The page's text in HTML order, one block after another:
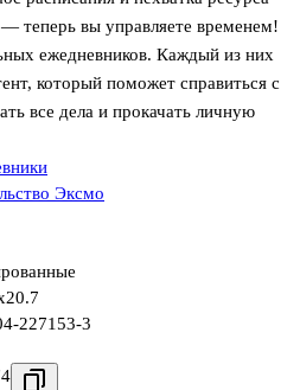
теперь вы управляете временем!
ежедневников. Каждый из них
который поможет справиться с
все дела и прокачать личную
Эксмо
227153-3